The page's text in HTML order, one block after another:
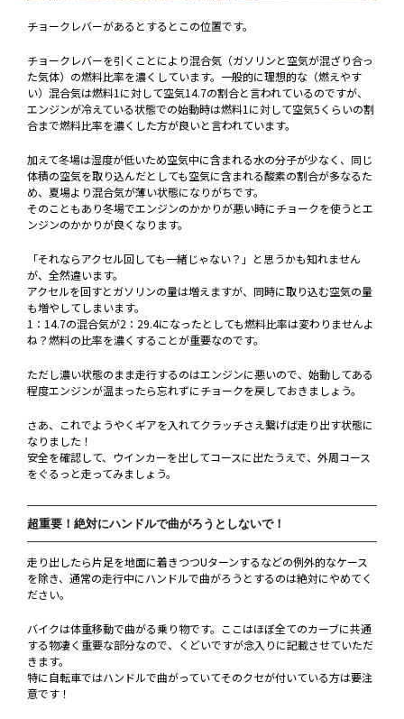
チョークレバーがあるとするとこの位置です。
チョークレバーを引くことにより混合気（ガソリンと空気が混ざり合っ
た気体）の燃料比率を濃くしています。一般的に理想的な（燃えやす
い）混合気は燃料1に対して空気14.7の割合と言われているのですが、
エンジンが冷えている状態での始動時は燃料1に対して空気5くらいの割
合まで燃料比率を濃くした方が良いと言われています。
加えて冬場は湿度が低いため空気中に含まれる水の分子が少なく、同じ
体積の空気を取り込んだとしても空気に含まれる酸素の割合が多なるた
め、夏場より混合気が薄い状態になりがちです。
そのこともあり冬場でエンジンのかかりが悪い時にチョークを使うとエ
ンジンのかかりが良くなります。
「それならアクセル回しても一緒じゃない？」と思うかも知れません
が、全然違います。
アクセルを回すとガソリンの量は増えますが、同時に取り込む空気の量
も増やしてしまいます。
1：14.7の混合気が2：29.4になったとしても燃料比率は変わりませんよ
ね？燃料の比率を濃くすることが重要なのです。
ただし濃い状態のまま走行するのはエンジンに悪いので、始動してある
程度エンジンが温まったら忘れずにチョークを戻しておきましょう。
さあ、これでようやくギアを入れてクラッチさえ繋げば走り出す状態に
なりました！
安全を確認して、ウインカーを出してコースに出たうえで、外周コース
をぐるっと走ってみましょう。
超重要！絶対にハンドルで曲がろうとしないで！
走り出したら片足を地面に着きつつUターンするなどの例外的なケース
を除き、通常の走行中にハンドルで曲がろうとするのは絶対にやめてく
ださい。
バイクは体重移動で曲がる乗り物です。ここはほぼ全てのカーブに共通
する物凄く重要な部分なので、くどいですが念入りに記載させていただ
きます。
特に自転車ではハンドルで曲がっていてそのクセが付いている方は要注
意です！